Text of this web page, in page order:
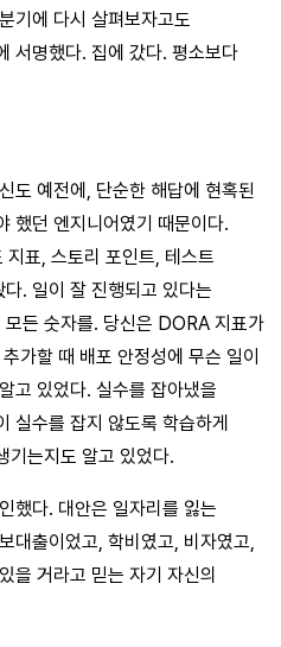
기에 다시 살펴보자고도
서명했다. 집에 갔다. 평소보다
도 예전에, 단순한 해답에 현혹된
했던 엔지니어였기 때문이다.
표, 스토리 포인트, 테스트
. 일이 잘 진행되고 있다는
든 숫자를. 당신은 DORA 지표가
가할 때 배포 안정성에 무슨 일이
고 있었다. 실수를 잡아냈을
실수를 잡지 않도록 학습하게
기는지도 알고 있었다.
했다. 대안은 일자리를 잃는
대출이었고, 학비였고, 비자였고,
을 거라고 믿는 자기 자신의